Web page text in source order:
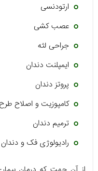
ارتودنسی
عصب کشی
جراحی لثه
ایمپلنت دندان
پروتز دندان
کامپوزیت و اصلاح
ترمیم دندان
رادیولوژی فک و دندان